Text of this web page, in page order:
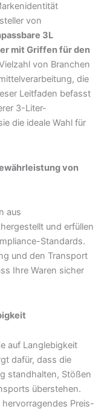
von
3L
mit Griffen für den
von Branchen
die
Leitfaden befasst
3-Liter-
die ideale Wahl für
von
aus
und erfüllen
Standards.
und den Transport
Ihre Waren sicher
auf Langlebigkeit
dafür, dass die
standhalten, Stößen
überstehen.
Preis-